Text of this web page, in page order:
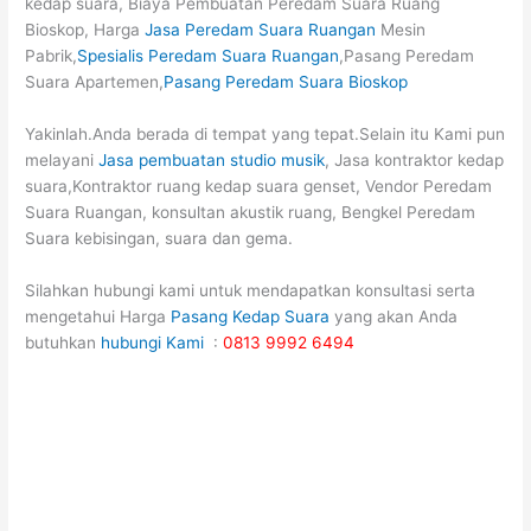
Bioskop, HargaJasa Peredam Suara Ruangan Mesin
Pabrik,Spesialis Peredam Suara Ruangan,Pasang Peredam
Suara Apartemen,Pasang Peredam Suara Bioskop
Yakinlah.Anda berada di tempat yang tepat.Selain itu Kami pun
melayaniJasa pembuatan studio musik, Jasa kontraktor kedap
suara,Kontraktor ruang kedap suara genset, Vendor Peredam
Suara Ruangan, konsultan akustik ruang, Bengkel Peredam
Suara kebisingan, suara dan gema.
Silahkan hubungi kami untuk mendapatkan konsultasi serta
mengetahui Harga Pasang Kedap Suara yang akan Anda
butuhkan hubungi Kami :0813 9992 6494